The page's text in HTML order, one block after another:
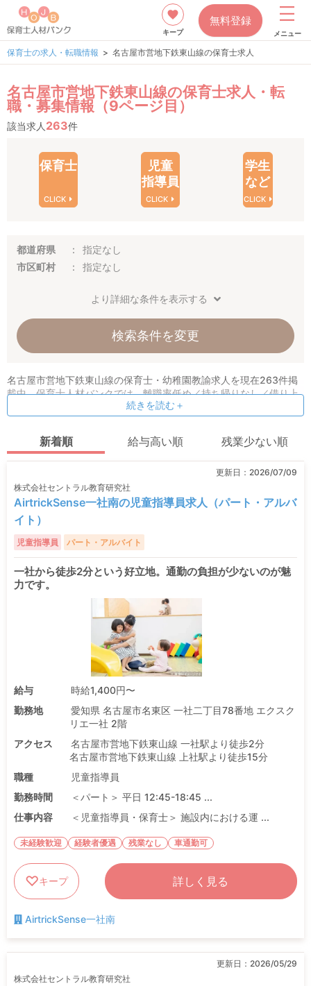
キープ
無料登録
メニュー
保育士の求人・転職情報 名古屋市営地下鉄東山線の保育士求人
名古屋市営地下鉄東山線の保育士求人・転
職・募集情報（9ページ目）
該当求人 263件
保育士
CLICK
児童
指導員
CLICK
学生
など
CLICK
都道府県
指定なし
市区町村
指定なし
より詳細な条件を表示する
検索条件を変更
続きを読む＋
名古屋市営地下鉄東山線の保育士・幼稚園教諭求人を現在263件掲
載中。保育士人材バンクでは、離職率低め／持ち帰りなし／借り上
げ社宅／小規模園などの条件指定検索も可能！ 保育理念や求める人
物像など、オリジナル情報も公開しています。
新着順 給与高い順 残業少ない順
更新日： 2026/07/09
株式会社セントラル教育研究社
AirtrickSense一社南の児童指導員求人（パート・アルバ
イト）
児童指導員 パート・アルバイト
一社から徒歩2分という好立地。通勤の負担が少ないのが魅
力です。
給与
時給1,400円〜
勤務地
愛知県 名古屋市名東区 一社二丁目78番地 エクスク
リエ一社 2階
アクセス
名古屋市営地下鉄東山線 一社駅より徒歩2分
名古屋市営地下鉄東山線 上社駅より徒歩15分
職種
児童指導員
勤務時間
＜パート＞ 平日 12:45-18:45 ...
仕事内容
＜児童指導員・保育士＞ 施設内における運 ...
未経験歓迎 経験者優遇 残業なし 車通勤可
キープ 詳しく見る
AirtrickSense一社南
更新日： 2026/05/29
株式会社セントラル教育研究社